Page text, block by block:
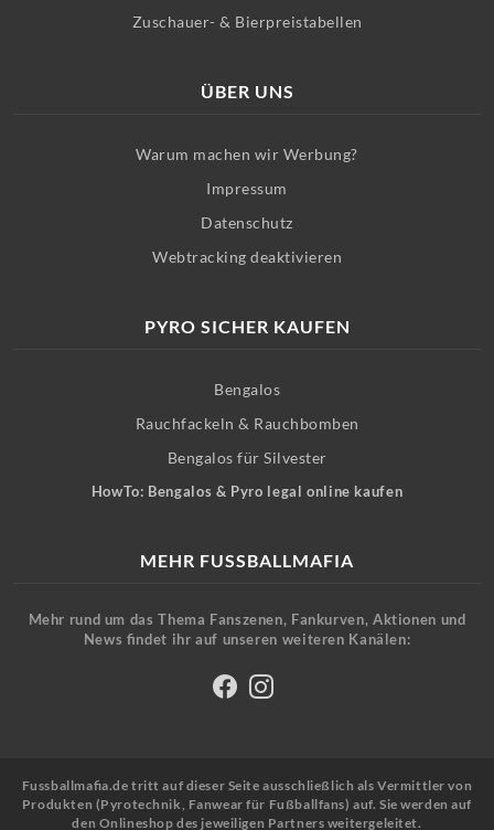
Zuschauer- & Bierpreistabellen
ÜBER UNS
Warum machen wir Werbung?
Impressum
Datenschutz
Webtracking deaktivieren
PYRO SICHER KAUFEN
Bengalos
Rauchfackeln & Rauchbomben
Bengalos für Silvester
HowTo: Bengalos & Pyro legal online kaufen
MEHR FUSSBALLMAFIA
Mehr rund um das Thema Fanszenen, Fankurven, Aktionen und
News findet ihr auf unseren weiteren Kanälen:
Fussballmafia.de tritt auf dieser Seite ausschließlich als Vermittler von
Produkten (Pyrotechnik, Fanwear für Fußballfans) auf. Sie werden auf
den Onlineshop des jeweiligen Partners weitergeleitet.